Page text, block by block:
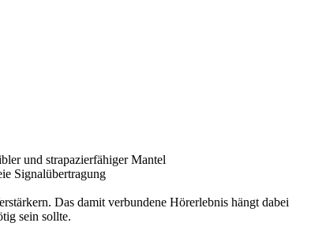
und strapazierfähiger Mantel
Signalübertragung
Das damit verbundene Hörerlebnis hängt dabei
sein sollte.